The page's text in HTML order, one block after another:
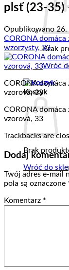
Brak
Wróć
Koszyk
Brak
Wróć do
plsť (23-35)
Opublikowano 26.
CORONA
wzorzysty, 33
CORONA
vzorová, 33
CORONA
vzorová, 33
Trackbacks are
Dodaj
Twój adres e-mail
pola są oznaczone
Komentarz *